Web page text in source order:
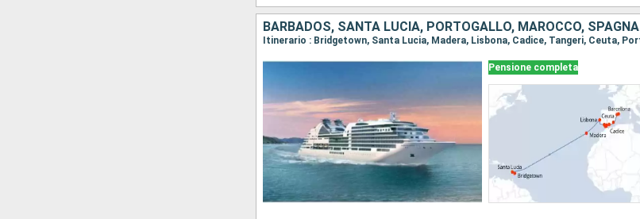
BARBADOS, SANTA LUCIA, PORTOGALLO, MAROCCO, SPAGNA
Pensione completa